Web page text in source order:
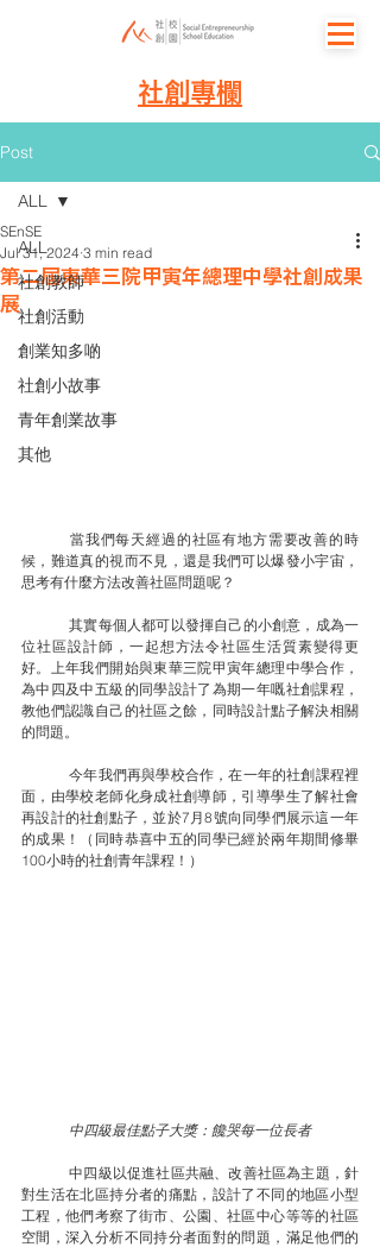
社創專欄
Post
ALL
社創教師
社創活動
創業知多啲
社創小故事
青年創業故事
其他
ALL
第二屆東華三院甲寅年總理中學社創成果
展
SEnSE
Jul 31, 2024 3 min read
候，難道真的視而不見，還是我們可以爆發小宇宙，
思考有什麼方法改善社區問題呢？
	其實每個人都可以發揮自己的小創意，成為一
位社區設計師，一起想方法令社區生活質素變得更
好。上年我們開始與東華三院甲寅年總理中學合作，
為中四及中五級的同學設計了為期一年嘅社創課程，
教他們認識自己的社區之餘，同時設計點子解決相關
的問題。
	今年我們再與學校合作，在一年的社創課程裡
面，由學校老師化身成社創導師，引導學生了解社會
再設計的社創點子，並於7月8號向同學們展示這一年
的成果！（同時恭喜中五的同學已經於兩年期間修畢
100小時的社創青年課程！）
中四級最佳點子大獎：饞哭每一位長者
	中四級以促進社區共融、改善社區為主題，針
對生活在北區持分者的痛點，設計了不同的地區小型
工程，他們考察了街市、公園、社區中心等等的社區
空間，深入分析不同持分者面對的問題，滿足他們的